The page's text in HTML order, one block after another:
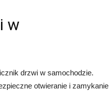
w
drzwi w samochodzie.
otwieranie i zamykanie